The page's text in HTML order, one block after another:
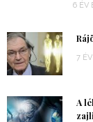
6 ÉV
7
A